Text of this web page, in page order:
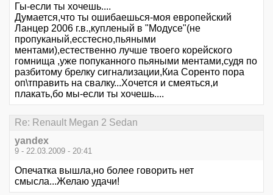
Гы-если ты хочешь....
Думается,что ты ошибаешься-моя европейский
Ланцер 2006 г.в.,купленый в "Модусе"(не
пропуканый,есстесно,пьяными
ментами),естественно лучше твоего корейского
гомнища ,уже попуканного пьяными ментами,судя по
разбитому брелку сигнализации,Киа Соренто пора
оп\тправить на свалку...Хочется и смеяться,и
плакать,бо мы-если ты хочешь....
Re: Renault Megan 2 Sedan
yandex
9 - 22.03.2009 - 20:41
Опечатка вышла,но более говорить нет
смысла...Желаю удачи!